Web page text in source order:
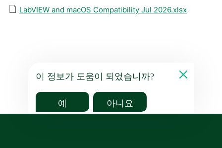
LabVIEW and macOS Compatibility Jul 2026.xlsx
이 정보가 도움이 되었습니까?
예 아니요